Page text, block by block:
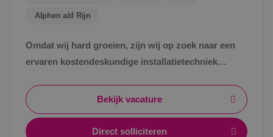
Alphen a/d Rijn
Omdat wij hard groeien, zijn wij op zoek naar een
ervaren kostendeskundige installatietechniek
Bekijk vacature
Direct solliciteren